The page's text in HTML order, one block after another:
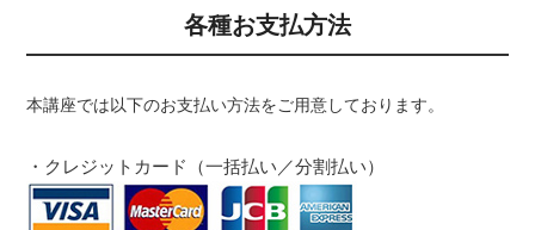
各種お支払方法
本講座では以下のお支払い方法をご用意しております。
・クレジットカード（一括払い／分割払い）